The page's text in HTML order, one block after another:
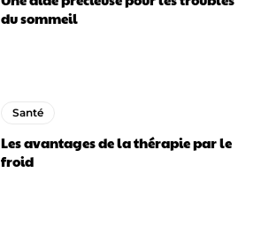
du sommeil
Santé
Les avantages de la thérapie par le
froid